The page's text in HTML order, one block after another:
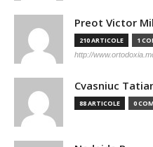
Preot Victor
210 ARTICOLE 1
http://
Cvasniuc
88 ARTICOLE 0